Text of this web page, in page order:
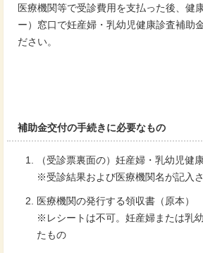
医療機関等で受診費用を支払った後、健
ー）窓口で妊産婦・乳幼児健康診査補助
ださい。
補助金交付の手続きに必要なもの
（受診票裏面の）妊産婦・乳幼児健
※受診結果および医療機関名が記入
医療機関の発行する領収書（原本）
※レシートは不可。妊産婦または乳
たもの